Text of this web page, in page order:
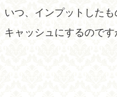
いつ、インプットしたも
キャッシュにするのです